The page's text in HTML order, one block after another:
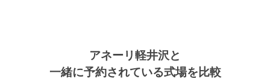
アネーリ軽井沢と
一緒に予約されている式場を比較